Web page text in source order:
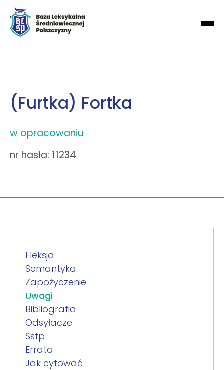
(Furtka) Fortka
w opracowaniu
nr hasła: 11234
Fleksja
Semantyka
Zapożyczenie
Uwagi
Bibliografia
Odsyłacze
Sstp
Errata
Jak cytować